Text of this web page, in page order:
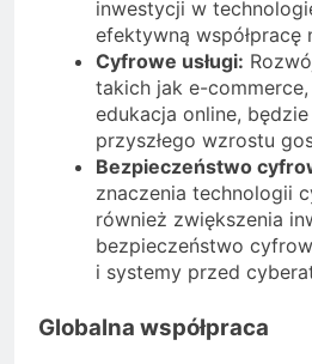
inwestycji w
efektywną współpracę
Cyfrowe usługi:
takich jak e-
edukacja online,
przyszłego wzrostu
Bezpieczeństwo
znaczenia technologii
również zwiększenia
bezpieczeństwo
i systemy przed
Globalna współpraca